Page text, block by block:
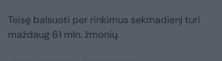
Teisę balsuoti per rinkimus sekmadienį turi
maždaug 61 mln. žmonių.